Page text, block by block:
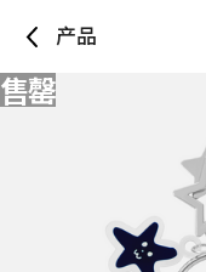
产品
售罄